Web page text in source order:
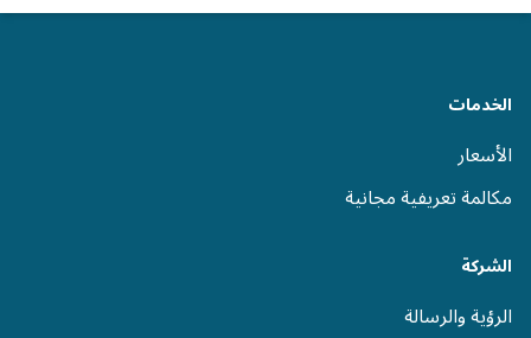
الخدمات
الأسعار
مكالمة تعريفية مجانية
الشركة
الرؤية والرسالة